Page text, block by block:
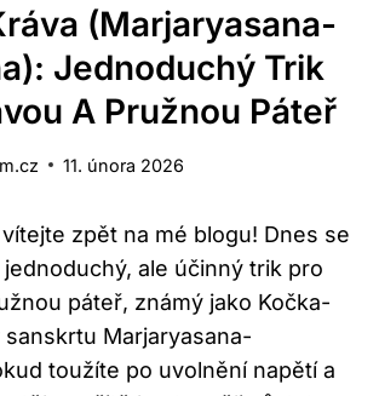
(Marjaryasana-
Jednoduchý Trik
A Pružnou Páteř
11. února 2026
zpět na⁤ mé ‍blogu! Dnes se
ale účinný ⁤trik pro
páteř, známý jako​ Kočka-
Marjaryasana-
toužíte po uvolnění napětí a